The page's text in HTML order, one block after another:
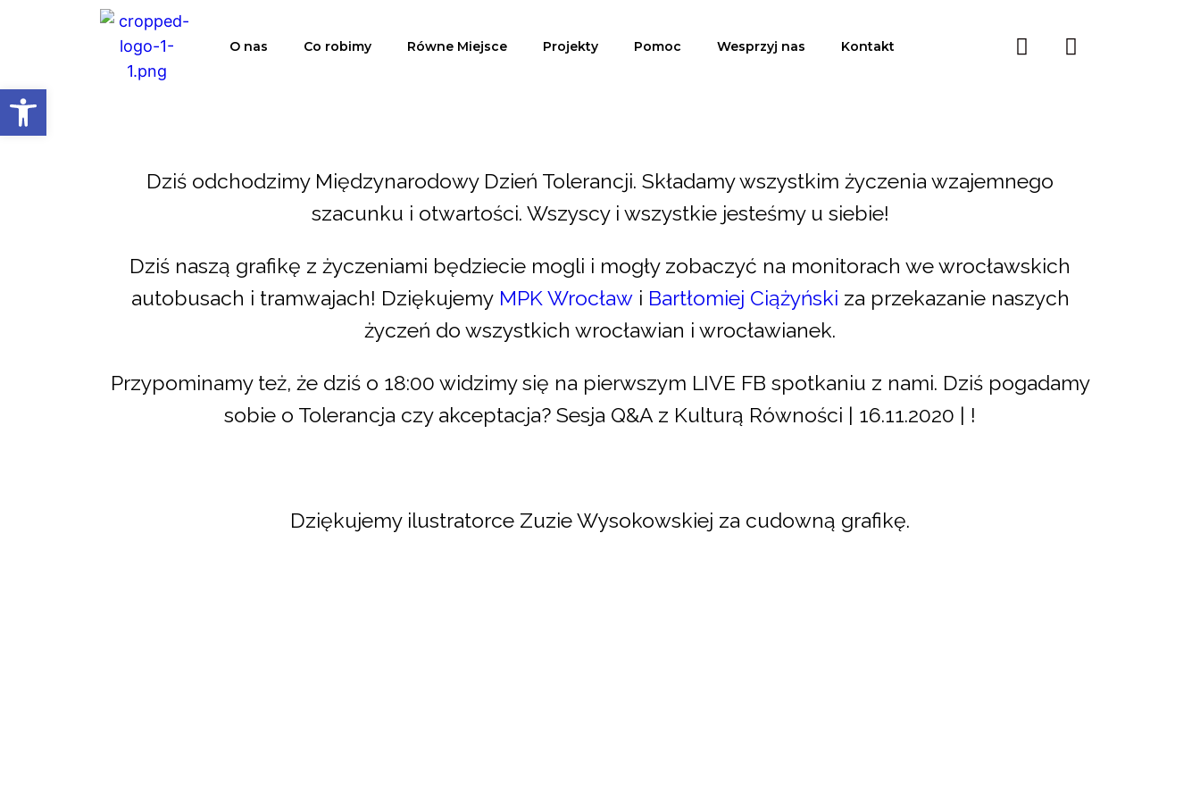
Open toolbar
O nas Co robimy Równe Miejsce Projekty Pomoc Wesprzyj nas Kontakt
Dziś odchodzimy Międzynarodowy Dzień Tolerancji. Składamy wszystkim życzenia wzajemnego
szacunku i otwartości. Wszyscy i wszystkie jesteśmy u siebie!
Dziś naszą grafikę z życzeniami będziecie mogli i mogły zobaczyć na monitorach we wrocławskich
autobusach i tramwajach! Dziękujemy MPK Wrocławi Bartłomiej Ciążyński za przekazanie naszych
życzeń do wszystkich wrocławian i wrocławianek.
Przypominamy też, że dziś o 18:00 widzimy się na pierwszym LIVE FB spotkaniu z nami. Dziś pogadamy
sobie o Tolerancja czy akceptacja? Sesja Q&A z Kulturą Równości | 16.11.2020 | !
Dziękujemy ilustratorce Zuzie Wysokowskiej za cudowną grafikę.